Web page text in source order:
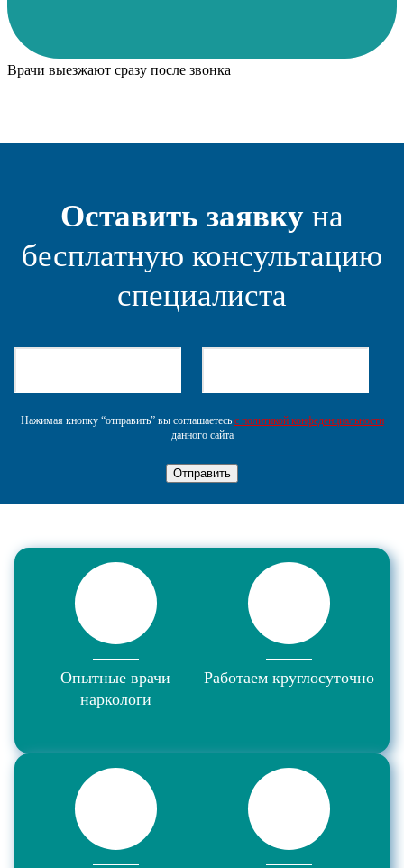
Врачи выезжают сразу после звонка
Оставить заявку на
бесплатную консультацию
специалиста
Нажимая кнопку “отправить” вы соглашаетесь с политикой конфеденциальности
данного сайта
Отправить
Опытные врачи
наркологи
Работаем круглосуточно